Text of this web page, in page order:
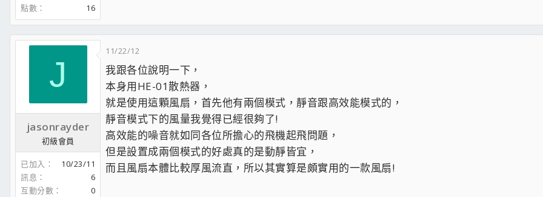
點數
16
J
jasonrayder
初級會員
已加入
10/23/11
訊息
6
互動分數
0
11/22/12
我跟各位說明一下，
本身用HE-01散熱器，
就是使用這顆風扇，首先他有兩個模式，靜音跟高效能模式的，
靜音模式下的風量我覺得已經很夠了!
高效能的噪音就如同各位所擔心的飛機起飛問題，
但是設置成兩個模式的好處真的是動靜皆宜，
而且風扇本體比較厚風流直，所以其實算是頗實用的一款風扇!